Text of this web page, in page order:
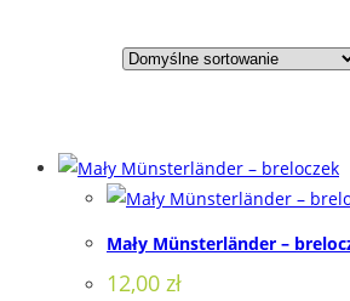
Mały Münsterländer –
12,00 zł